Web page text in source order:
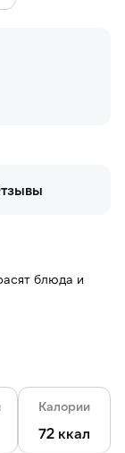
блюда и
блюд из белого
и удобное
Калории
72 ккал